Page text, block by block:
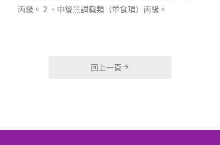
丙級。２、中餐烹調職類（葷食項）丙級。
回上一頁